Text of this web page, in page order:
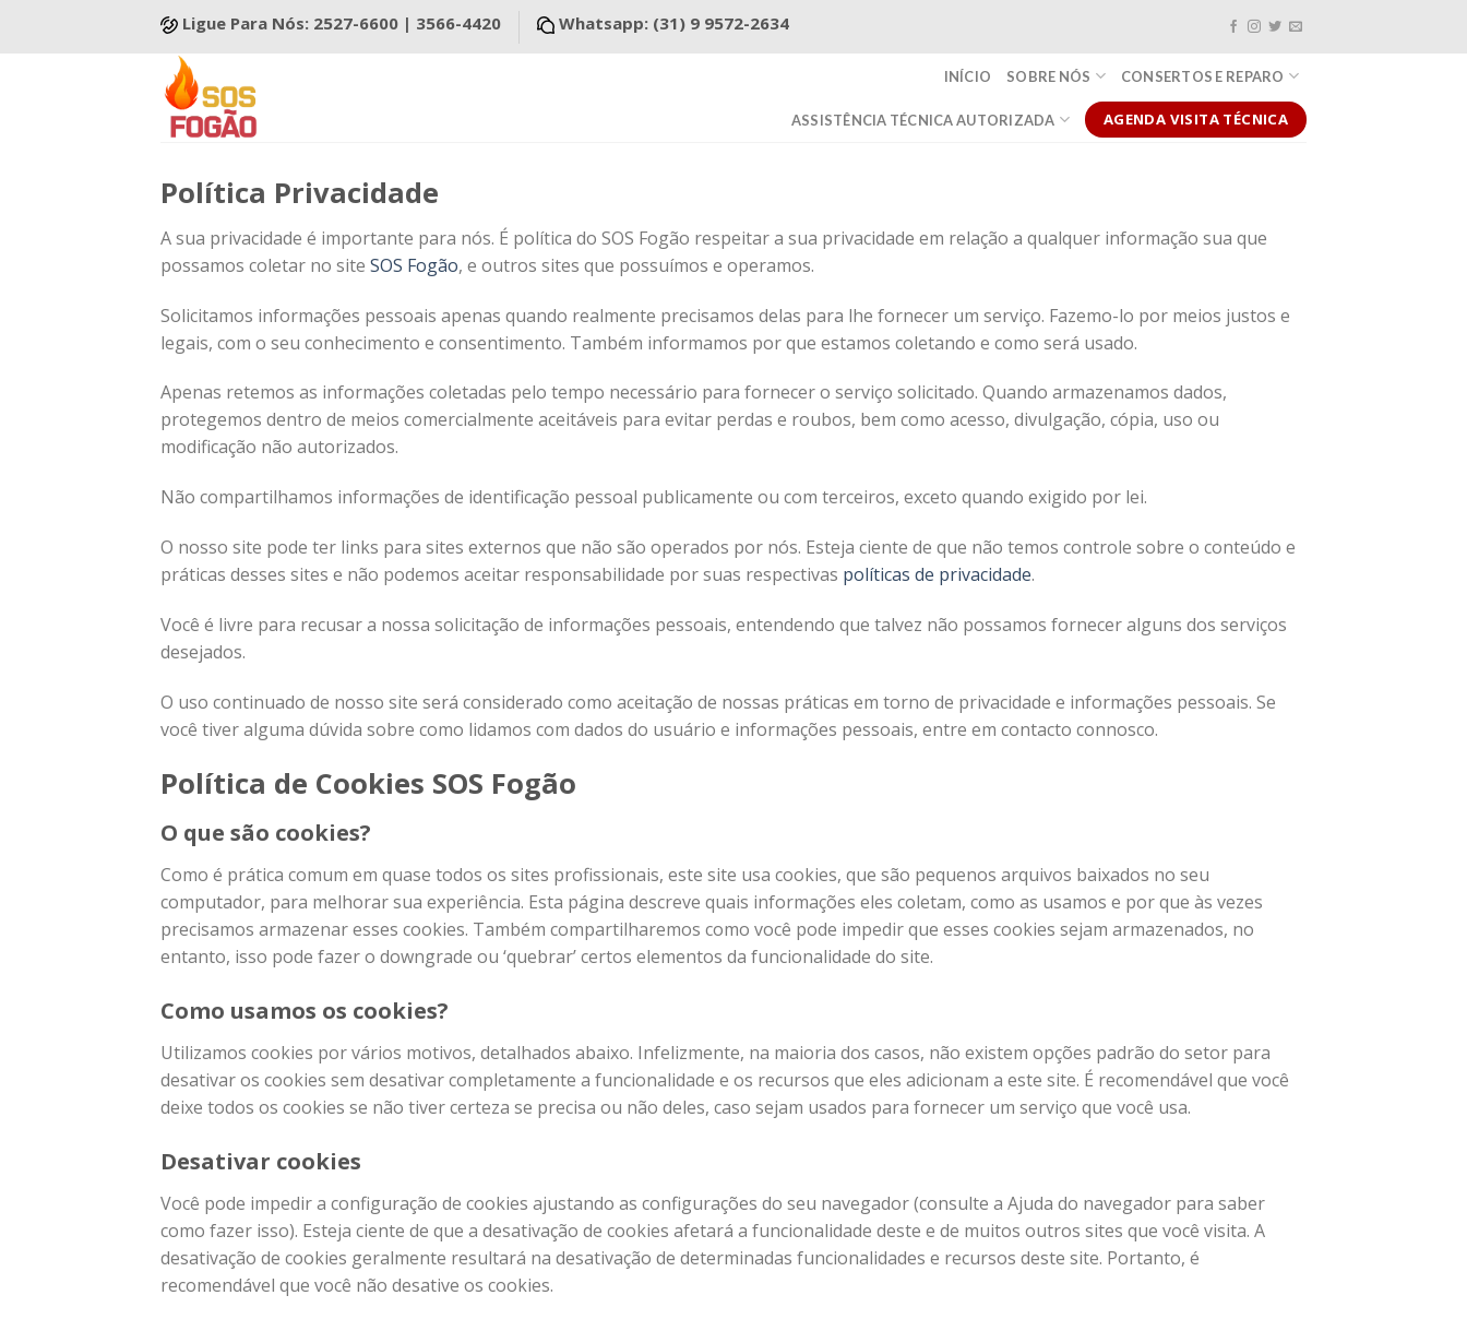
Ligue Para Nós: 2527-6600 | 3566-4420 Whatsapp: (31) 9 9572-2634
INÍCIO SOBRE NÓS CONSERTOS E REPARO
ASSISTÊNCIA TÉCNICA AUTORIZADA AGENDA VISITA TÉCNICA
Política Privacidade
A sua privacidade é importante para nós. É política do SOS Fogão respeitar a sua privacidade em relação a qualquer informação sua que
possamos coletar no site SOS Fogão, e outros sites que possuímos e operamos.
Solicitamos informações pessoais apenas quando realmente precisamos delas para lhe fornecer um serviço. Fazemo-lo por meios justos e
legais, com o seu conhecimento e consentimento. Também informamos por que estamos coletando e como será usado.
Apenas retemos as informações coletadas pelo tempo necessário para fornecer o serviço solicitado. Quando armazenamos dados,
protegemos dentro de meios comercialmente aceitáveis ​​para evitar perdas e roubos, bem como acesso, divulgação, cópia, uso ou
modificação não autorizados.
Não compartilhamos informações de identificação pessoal publicamente ou com terceiros, exceto quando exigido por lei.
O nosso site pode ter links para sites externos que não são operados por nós. Esteja ciente de que não temos controle sobre o conteúdo e
práticas desses sites e não podemos aceitar responsabilidade por suas respectivas políticas de privacidade.
Você é livre para recusar a nossa solicitação de informações pessoais, entendendo que talvez não possamos fornecer alguns dos serviços
desejados.
O uso continuado de nosso site será considerado como aceitação de nossas práticas em torno de privacidade e informações pessoais. Se
você tiver alguma dúvida sobre como lidamos com dados do usuário e informações pessoais, entre em contacto connosco.
Política de Cookies SOS Fogão
O que são cookies?
Como é prática comum em quase todos os sites profissionais, este site usa cookies, que são pequenos arquivos baixados no seu
computador, para melhorar sua experiência. Esta página descreve quais informações eles coletam, como as usamos e por que às vezes
precisamos armazenar esses cookies. Também compartilharemos como você pode impedir que esses cookies sejam armazenados, no
entanto, isso pode fazer o downgrade ou ‘quebrar’ certos elementos da funcionalidade do site.
Como usamos os cookies?
Utilizamos cookies por vários motivos, detalhados abaixo. Infelizmente, na maioria dos casos, não existem opções padrão do setor para
desativar os cookies sem desativar completamente a funcionalidade e os recursos que eles adicionam a este site. É recomendável que você
deixe todos os cookies se não tiver certeza se precisa ou não deles, caso sejam usados ​​para fornecer um serviço que você usa.
Desativar cookies
Você pode impedir a configuração de cookies ajustando as configurações do seu navegador (consulte a Ajuda do navegador para saber
como fazer isso). Esteja ciente de que a desativação de cookies afetará a funcionalidade deste e de muitos outros sites que você visita. A
desativação de cookies geralmente resultará na desativação de determinadas funcionalidades e recursos deste site. Portanto, é
recomendável que você não desative os cookies.